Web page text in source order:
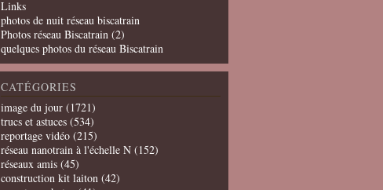
Links
photos de nuit réseau biscatrain
Photos réseau Biscatrain (2)
quelques photos du réseau Biscatrain
CATÉGORIES
image du jour (1721)
trucs et astuces (534)
reportage vidéo (215)
réseau nanotrain à l'échelle N (152)
réseaux amis (45)
construction kit laiton (42)